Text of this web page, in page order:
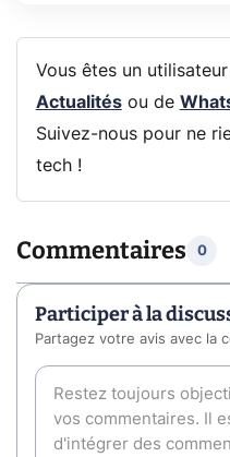
Vous êtes un
Actualitésou de
Suivez-nous pour ne
tech !
Commentaires 0
Participer à la
Partagez votre avis avec la